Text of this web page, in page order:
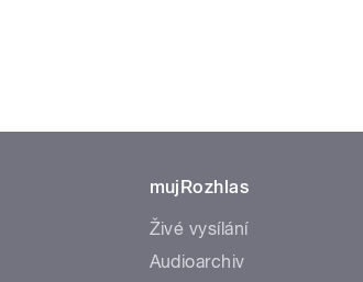
mujRozhlas
Živé vysílání
Audioarchiv